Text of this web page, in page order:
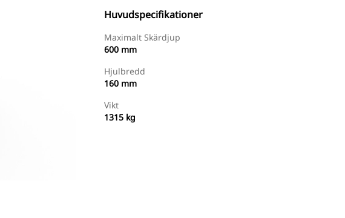
Huvudspecifikationer
Maximalt Skärdjup
600 mm
Hjulbredd
160 mm
Vikt
1315 kg